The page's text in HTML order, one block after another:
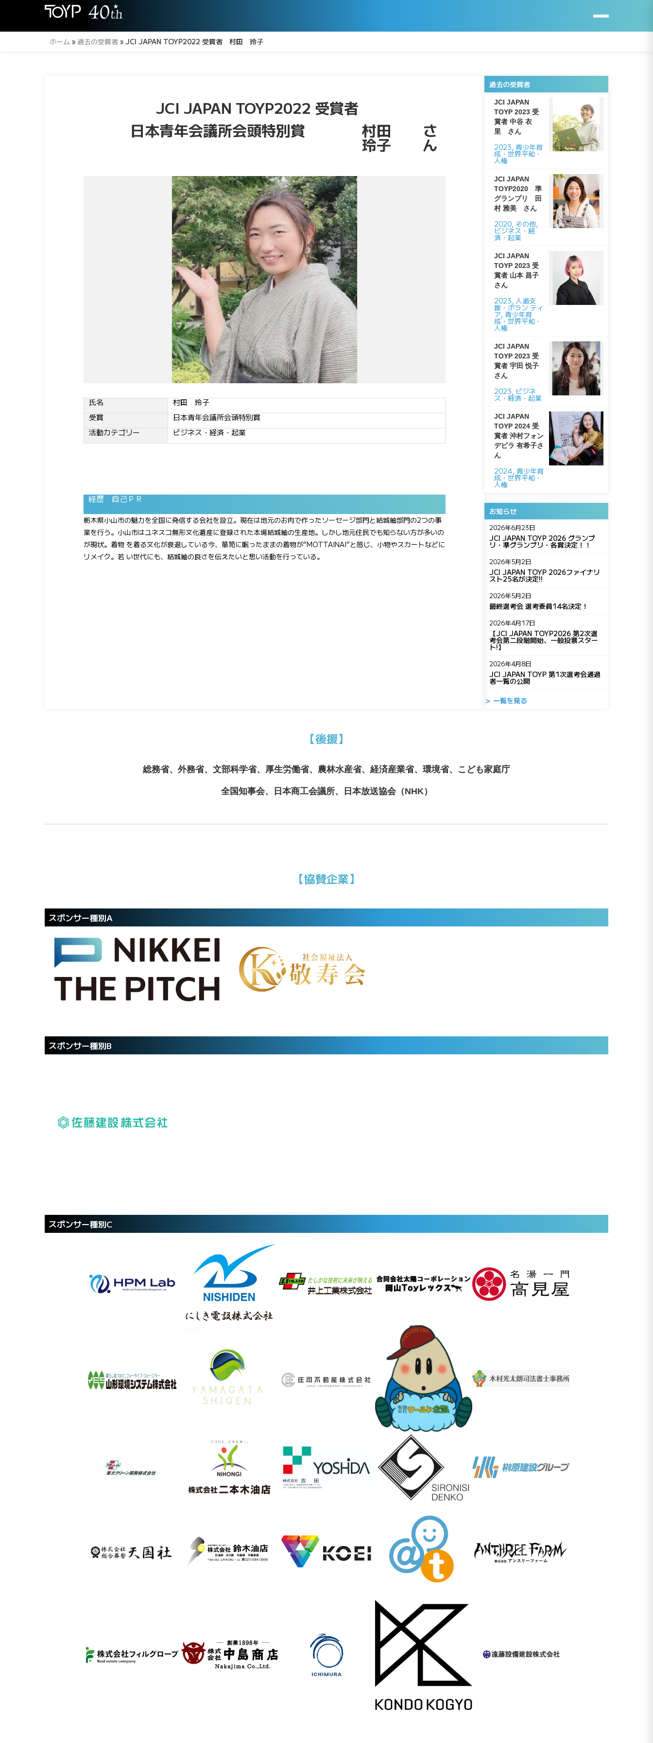
ホーム » 過去の受賞者 » JCI JAPAN TOYP2022 受賞者 村田 玲子
JCI JAPAN TOYP2022 受賞者
日本青年会議所会頭特別賞
村田
玲子
さ
ん
氏名
村田 玲子
受賞
日本青年会議所会頭特別賞
活動カテゴリー
ビジネス・経済・起業
経歴 自己ＰＲ
栃木県小山市の魅力を全国に発信する会社を設立。現在は地元のお肉で作ったソーセージ部門と結城紬部門の2つの事
業を行う。小山市はユネスコ無形文化遺産に登録された本場結城紬の生産地。しかし地元住民でも知らない方が多いの
が現状。着物 を着る文化が衰退している今、箪笥に眠ったままの着物が“MOTTAINAI”と感じ、小物やスカートなどに
リメイク。若 い世代にも、結城紬の良さを伝えたいと思い活動を行っている。
過去の受賞者
JCI JAPAN
TOYP 2023 受
賞者 中谷 衣
里 さん
2023, 青少年育
成・世界平和・
人権
JCI JAPAN
TOYP2020 準
グランプリ 田
村 雅美 さん
2020, その他,
ビジネス・経
済・起業
JCI JAPAN
TOYP 2023 受
賞者 山本 昌子
さん
2023,人道支
援・ボラン ティ
ア, 青少年育
成・世界平和・
人権
JCI JAPAN
TOYP 2023 受
賞者 宇田 悦子
さん
2023, ビジネ
ス・経済・起業
JCI JAPAN
TOYP 2024 受
賞者 沖村フォン
デビラ 有希子さ
ん
2024, 青少年育
成・世界平和・
人権
お知らせ
2026年6月23日
JCI JAPAN TOYP 2026 グランプ
リ・準グランプリ・各賞決定！！
2026年5月2日
JCI JAPAN TOYP 2026ファイナリ
スト25名が決定!!
2026年5月2日
最終選考会 選考委員14名決定！
2026年4月17日
【JCI JAPAN TOYP2026 第2次選
考会第二段階開始、一般投票スター
ト!】
2026年4月8日
JCI JAPAN TOYP 第1次選考会通過
者一覧の公開
＞ 一覧を見る
【後援】
総務省、外務省、文部科学省、厚生労働省、農林水産省、経済産業省、環境省、こども家庭庁
全国知事会、日本商工会議所、日本放送協会（NHK）
【協賛企業】
スポンサー種別A
スポンサー種別B
スポンサー種別C